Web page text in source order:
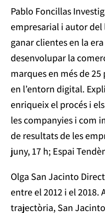
Pablo Foncillas
empresarial i autor del
ganar clientes en la
desenvolupar la
marques en més de 25
en l’entorn digital.
enriqueix el procés i
les companyies i com
de resultats de les
juny, 17 h; Espai
Olga San Jacinto
entre el 2012 i el
trajectòria, San